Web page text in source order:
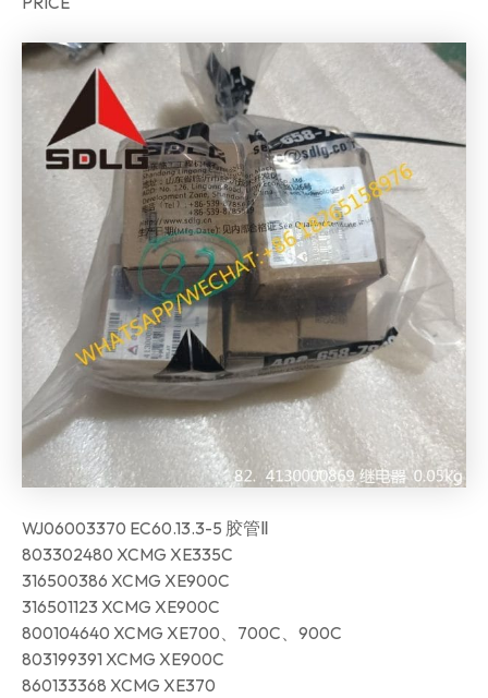
WJ06003370 EC60.13.3-5 胶管Ⅱ
803302480 XCMG XE335C
316500386 XCMG XE900C
316501123 XCMG XE900C
800104640 XCMG XE700、700C、900C
803199391 XCMG XE900C
860133368 XCMG XE370